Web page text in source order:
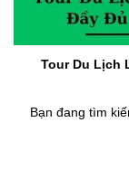
Tour Du Lịch
Bạn đang tìm